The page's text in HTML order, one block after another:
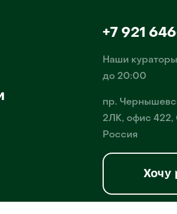
+7 921
Наши
до 20:00
пр.
2ЛК, офис 422,
Россия
Хочу